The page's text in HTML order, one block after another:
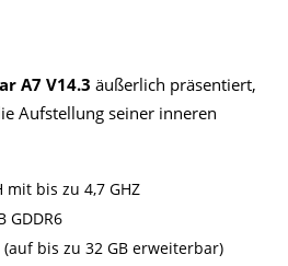
A7 V14.3 äußerlich präsentiert,
Aufstellung seiner inneren
bis zu 4,7 GHZ
GDDR6
(auf bis zu 32 GB erweiterbar)